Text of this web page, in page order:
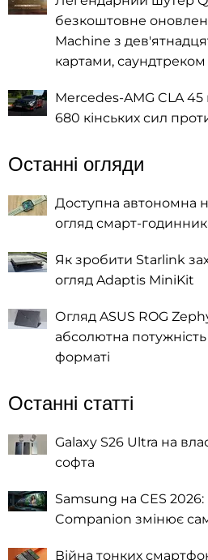
безкоштовне
Machine з
картами, саундтреком
Mercedes-AMG CLA
680 кінських сил
Останні огляди
Доступна автономна
огляд смарт-
Як зробити Starlink
огляд Adaptis MiniKit
Огляд ASUS ROG
абсолютна
форматі
Останні статті
Galaxy S26 Ultra на
софта
Samsung на CES 2026:
Companion змінює
Війна тонких